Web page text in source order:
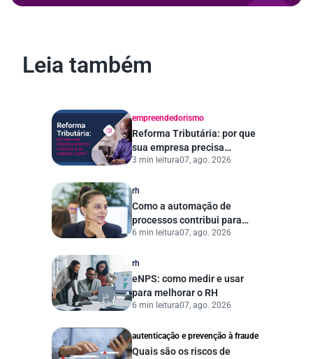
Leia também
empreendedorismo
Reforma Tributária: por que
sua empresa precisa
começar a se preparar
3 min leitura07, ago. 2026
rh
Como a automação de
processos contribui para
uma gestão pública mais
6 min leitura07, ago. 2026
rh
eNPS: como medir e usar
para melhorar o RH
6 min leitura07, ago. 2026
autenticação e prevenção à fraude
Quais são os riscos de